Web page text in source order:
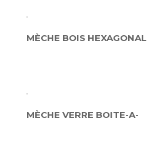
MÈCHE BOIS HEXAGONAL
MÈCHE VERRE BOITE-A-